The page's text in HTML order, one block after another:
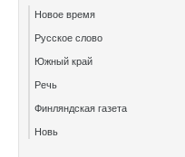
Новое время
Русское слово
Южный край
Речь
Финляндская газета
Новь